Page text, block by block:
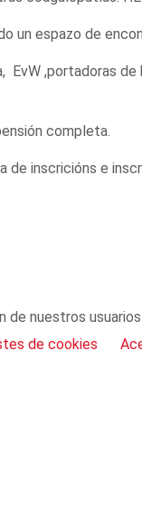
espazo de
,portadoras
completa.
de inscricións e
nuestros
de cookies